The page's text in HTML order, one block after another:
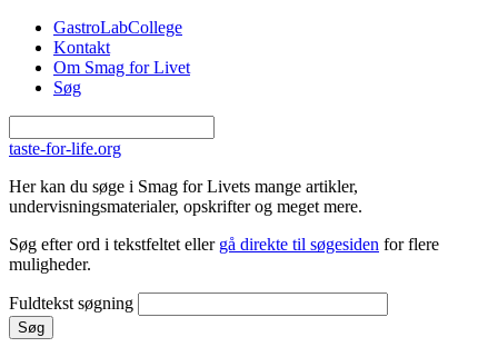
Gå til hovedindhold
GastroLabCollege
Kontakt
Om Smag for Livet
Søg
taste-for-life.org
Her kan du søge i Smag for Livets mange artikler,
undervisningsmaterialer, opskrifter og meget mere.
Søg efter ord i tekstfeltet eller gå direkte til søgesiden for flere
muligheder.
Fuldtekst søgning